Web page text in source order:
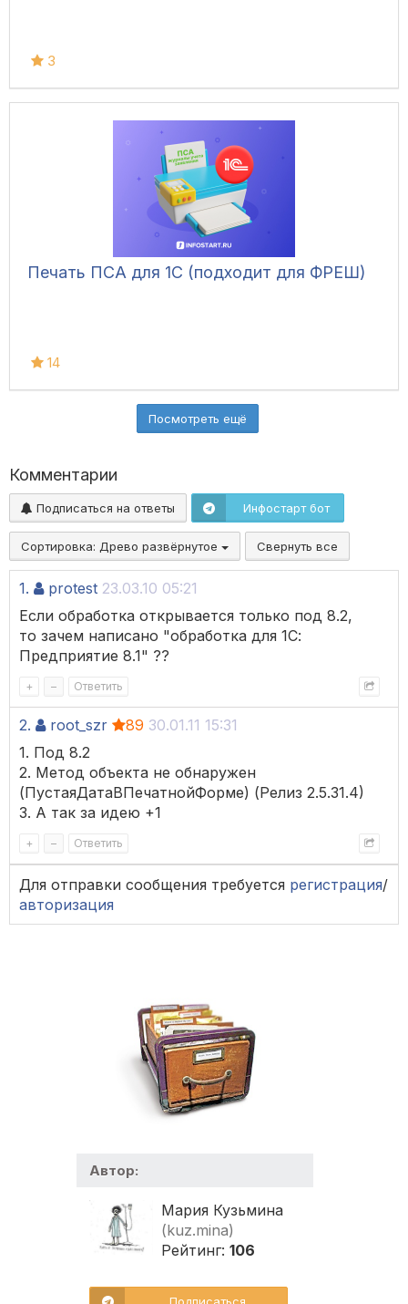
3
Печать ПСА для 1С (подходит для ФРЕШ)
14
Посмотреть ещё
Комментарии
Подписаться на ответы Инфостарт бот
Сортировка: Древо развёрнутое Свернуть все
1. protest 23.03.10 05:21
Если обработка открывается только под 8.2,
то зачем написано "обработка для 1С:
Предприятие 8.1" ??
+ – Ответить
2. root_szr 89 30.01.11 15:31
1. Под 8.2
2. Метод объекта не обнаружен
(ПустаяДатаВПечатнойФорме) (Релиз 2.5.31.4)
3. А так за идею +1
+ – Ответить
Для отправки сообщения требуется регистрация/
авторизация
Автор:
Мария Кузьмина
(kuz.mina)
Рейтинг: 106